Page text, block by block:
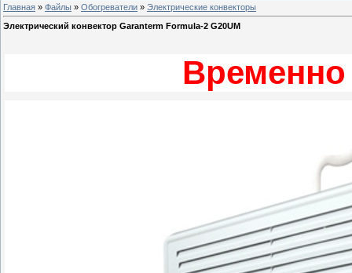
Главная » Файлы » Обогреватели » Электрические конвекторы
Электрический конвектор Garanterm Formula-2 G20UM
Временно